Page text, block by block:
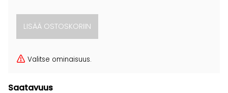
Valitse ominaisuus.
Saatavuus